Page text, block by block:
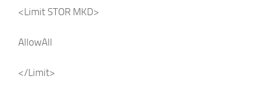
<Limit STOR MKD>
AllowAll
</Limit>